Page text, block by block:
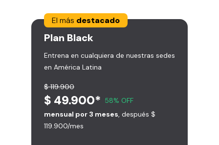
El más destacado
Plan Black
Entrena en cualquiera de nuestras sedes
en América Latina
$ 119.900
$ 49.900* 58% OFF
mensual por 3 meses , después $
119.900/mes